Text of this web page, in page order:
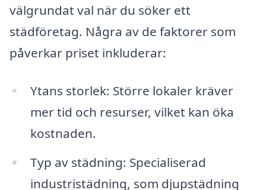
välgrundat val när du söker ett
städföretag. Några av de faktorer som
påverkar priset inkluderar:
Ytans storlek: Större lokaler kräver
mer tid och resurser, vilket kan öka
kostnaden.
Typ av städning: Specialiserad
industristädning, som djupstädning